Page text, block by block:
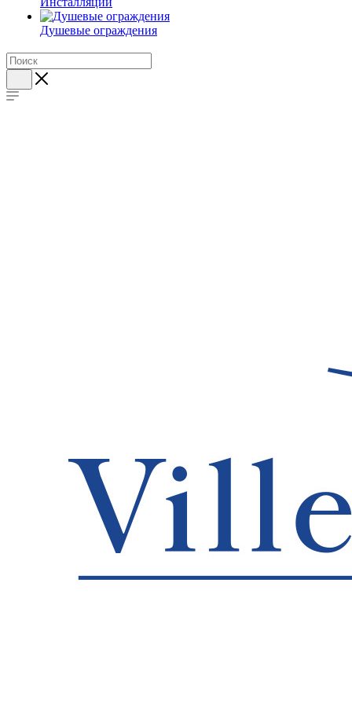
Душевые ограждения